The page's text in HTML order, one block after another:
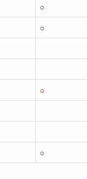
○
○
○
○